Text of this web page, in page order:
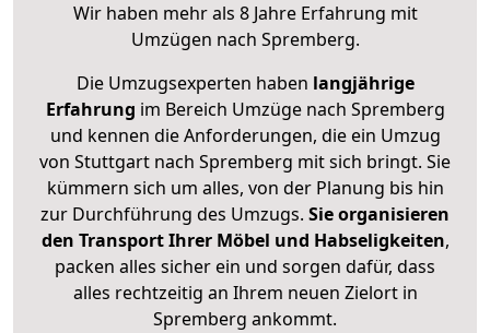
Wir haben mehr als 8 Jahre Erfahrung mit
Umzügen nach Spremberg.
Die Umzugsexperten haben langjährige
Erfahrung im Bereich Umzüge nach Spremberg
und kennen die Anforderungen, die ein Umzug
von Stuttgart nach Spremberg mit sich bringt. Sie
kümmern sich um alles, von der Planung bis hin
zur Durchführung des Umzugs. Sie organisieren
den Transport Ihrer Möbel und Habseligkeiten,
packen alles sicher ein und sorgen dafür, dass
alles rechtzeitig an Ihrem neuen Zielort in
Spremberg ankommt.